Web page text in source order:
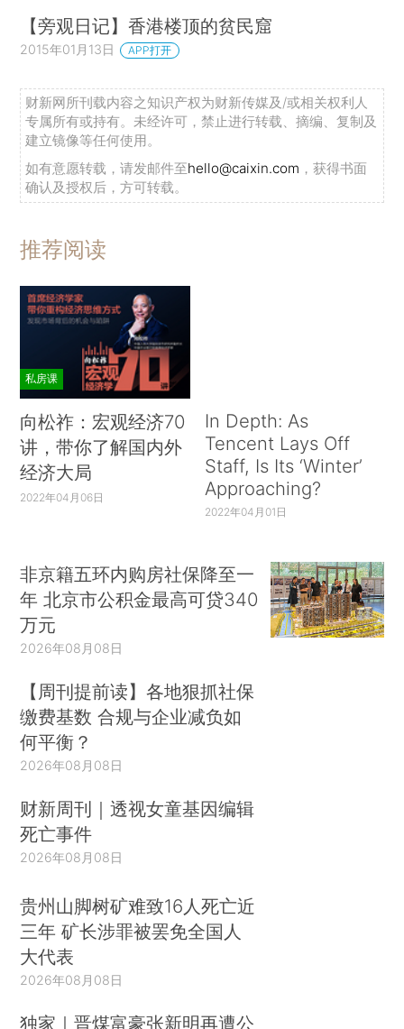
【旁观日记】香港楼顶的贫民窟
2015年01月13日 APP打开
财新网所刊载内容之知识产权为财新传媒及/或相关权利人
专属所有或持有。未经许可，禁止进行转载、摘编、复制及
建立镜像等任何使用。
如有意愿转载，请发邮件至hello@caixin.com ，获得书面
确认及授权后，方可转载。
推荐阅读
私房课
向松祚：宏观经济70
讲，带你了解国内外
经济大局
2022年04月06日
In Depth: As
Tencent Lays Off
Staff, Is Its ‘Winter’
Approaching?
2022年04月01日
非京籍五环内购房社保降至一
年 北京市公积金最高可贷340
万元
2026年08月08日
【周刊提前读】各地狠抓社保
缴费基数 合规与企业减负如
何平衡？
2026年08月08日
财新周刊｜透视女童基因编辑
死亡事件
2026年08月08日
贵州山脚树矿难致16人死亡近
三年 矿长涉罪被罢免全国人
大代表
2026年08月08日
独家｜晋煤富豪张新明再遭公